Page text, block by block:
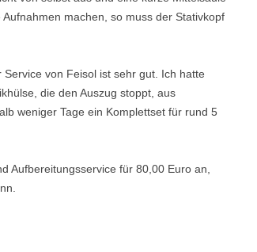
machen, so muss der Stativkopf
von Feisol ist sehr gut. Ich hatte
die den Auszug stoppt, aus
weniger Tage ein Komplettset für rund 5
Aufbereitungsservice für 80,00 Euro an,